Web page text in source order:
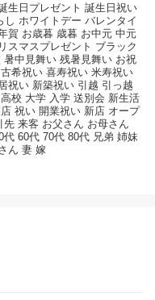
生日プレゼント 誕生日祝い
ホワイトデー バレンタイ
賀 お歳暮 歳暮 お中元 中元
スマスプレゼント ブラック
中見舞い 残暑見舞い お祝
希祝い 喜寿祝い 米寿祝い
祝い 新築祝い 引越 引っ越
校 大学 入学 送別会 新生活
祝い 開業祝い 新店 オープ
来客 お父さん お母さん
60代 70代 80代 兄弟 姉妹
ん 妻 嫁